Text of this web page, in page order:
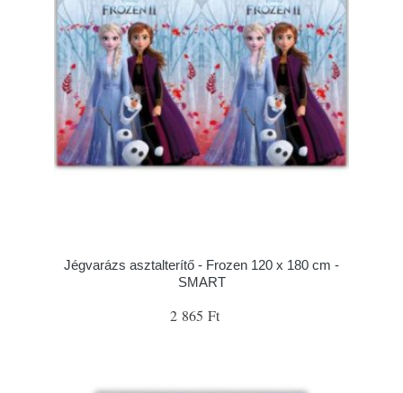
Jégvarázs asztalterítő - Frozen 120 x 180 cm -
SMART
2 865 Ft